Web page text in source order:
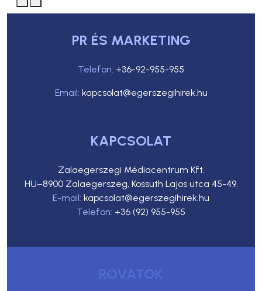
PR ÉS MARKETING
Telefon: +36-92-955-955
Email: kapcsolat@egerszegihirek.hu
KAPCSOLAT
Zalaegerszegi Médiacentrum Kft.
HU–8900 Zalaegerszeg, Kossuth Lajos utca 45-49.
E-mail: kapcsolat@egerszegihirek.hu
Telefon: +36 (92) 955-955
ROVATOK